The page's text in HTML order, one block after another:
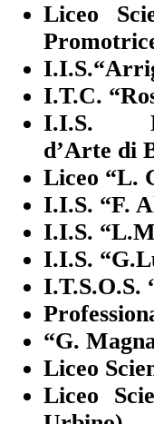
Liceo
I.T.C.
I.I.S.
d’Arte di
Liceo “L.
I.I.S. “F.
I.I.S.
I.I.S.
I.T.S.O.S.
“G.
Liceo
Liceo